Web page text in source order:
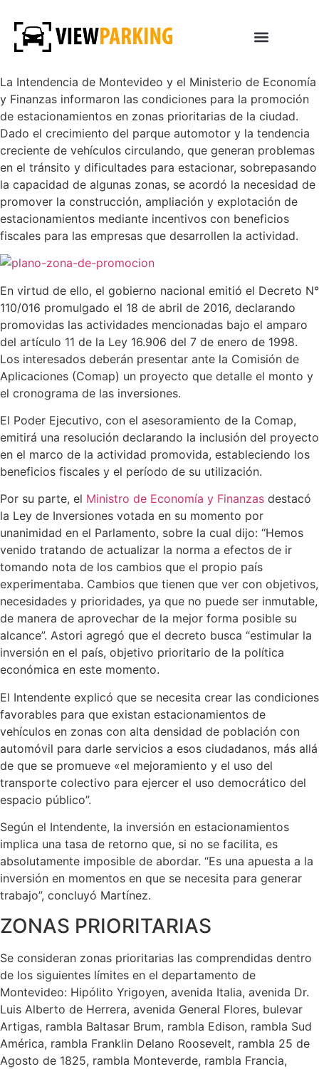
La Intendencia de Montevideo y el Ministerio de Economía
y Finanzas informaron las condiciones para la promoción
de estacionamientos en zonas prioritarias de la ciudad.
Dado el crecimiento del parque automotor y la tendencia
creciente de vehículos circulando, que generan problemas
en el tránsito y dificultades para estacionar, sobrepasando
la capacidad de algunas zonas, se acordó la necesidad de
promover la construcción, ampliación y explotación de
estacionamientos mediante incentivos con beneficios
fiscales para las empresas que desarrollen la actividad.
En virtud de ello, el gobierno nacional emitió el Decreto N°
110/016 promulgado el 18 de abril de 2016, declarando
promovidas las actividades mencionadas bajo el amparo
del artículo 11 de la Ley 16.906 del 7 de enero de 1998.
Los interesados deberán presentar ante la Comisión de
Aplicaciones (Comap) un proyecto que detalle el monto y
el cronograma de las inversiones.
El Poder Ejecutivo, con el asesoramiento de la Comap,
emitirá una resolución declarando la inclusión del proyecto
en el marco de la actividad promovida, estableciendo los
beneficios fiscales y el período de su utilización.
Por su parte, el Ministro de Economía y Finanzas destacó
la Ley de Inversiones votada en su momento por
unanimidad en el Parlamento, sobre la cual dijo: “Hemos
venido tratando de actualizar la norma a efectos de ir
tomando nota de los cambios que el propio país
experimentaba. Cambios que tienen que ver con objetivos,
necesidades y prioridades, ya que no puede ser inmutable,
de manera de aprovechar de la mejor forma posible su
alcance”. Astori agregó que el decreto busca “estimular la
inversión en el país, objetivo prioritario de la política
económica en este momento.
El Intendente explicó que se necesita crear las condiciones
favorables para que existan estacionamientos de
vehículos en zonas con alta densidad de población con
automóvil para darle servicios a esos ciudadanos, más allá
de que se promueve «el mejoramiento y el uso del
transporte colectivo para ejercer el uso democrático del
espacio público”.
Según el Intendente, la inversión en estacionamientos
implica una tasa de retorno que, si no se facilita, es
absolutamente imposible de abordar. “Es una apuesta a la
inversión en momentos en que se necesita para generar
trabajo”, concluyó Martínez.
ZONAS PRIORITARIAS
Se consideran zonas prioritarias las comprendidas dentro
de los siguientes límites en el departamento de
Montevideo: Hipólito Yrigoyen, avenida Italia, avenida Dr.
Luis Alberto de Herrera, avenida General Flores, bulevar
Artigas, rambla Baltasar Brum, rambla Edison, rambla Sud
América, rambla Franklin Delano Roosevelt, rambla 25 de
Agosto de 1825, rambla Monteverde, rambla Francia,